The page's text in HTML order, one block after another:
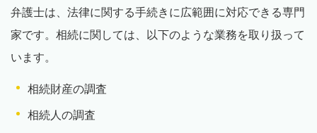
弁護士は、法律に関する手続きに広範囲に対応できる専門
家です。相続に関しては、以下のような業務を取り扱って
います。
相続財産の調査
相続人の調査